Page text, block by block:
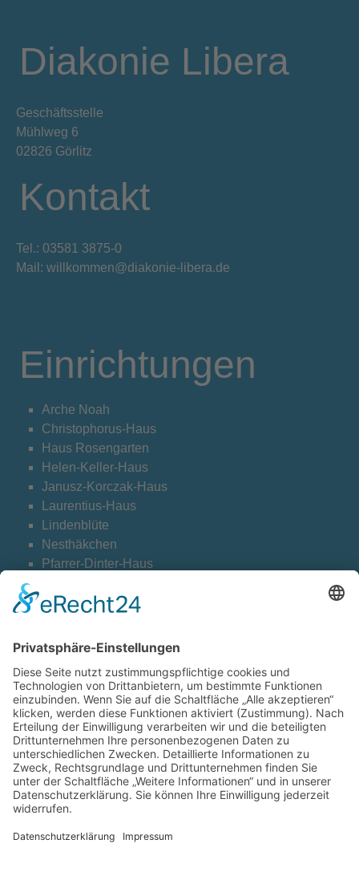
Diakonie Libera
Geschäftsstelle
Mühlweg 6
02826 Görlitz
Kontakt
Tel.: 03581 3875-0
Mail: willkommen@diakonie-libera.de
Einrichtungen
Arche Noah
Christophorus-Haus
Haus Rosengarten
Helen-Keller-Haus
Janusz-Korczak-Haus
Laurentius-Haus
Lindenblüte
Nesthäkchen
Pfarrer-Dinter-Haus
Kontakt
Archiv
Downloads Datenschutz
Datenschutzerklärung
Barrierefreiheitserklärung
Impressum
© Diakonie Libera
Webdesign CARA WEBB